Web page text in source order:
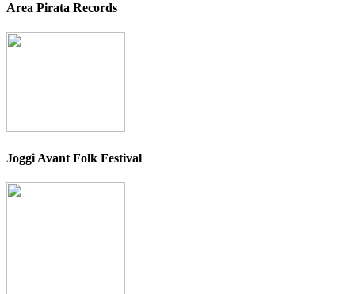
Area Pirata Records
Joggi Avant Folk Festival